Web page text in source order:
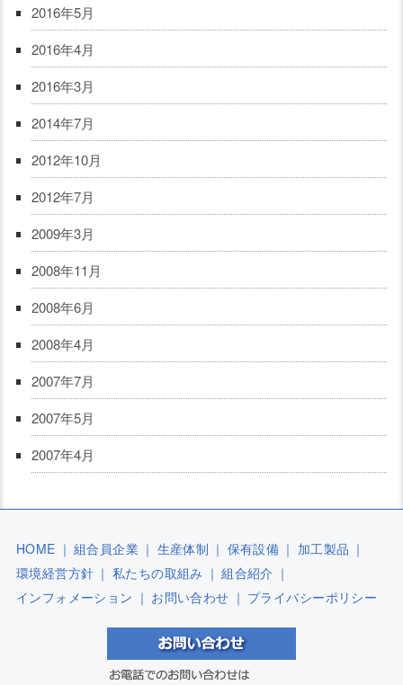
2016年5月
2016年4月
2016年3月
2014年7月
2012年10月
2012年7月
2009年3月
2008年11月
2008年6月
2008年4月
2007年7月
2007年5月
2007年4月
HOME ｜ 組合員企業 ｜ 生産体制 ｜ 保有設備 ｜ 加工製品 ｜
環境経営方針 ｜ 私たちの取組み ｜ 組合紹介 ｜
インフォメーション ｜ お問い合わせ ｜ プライバシーポリシー